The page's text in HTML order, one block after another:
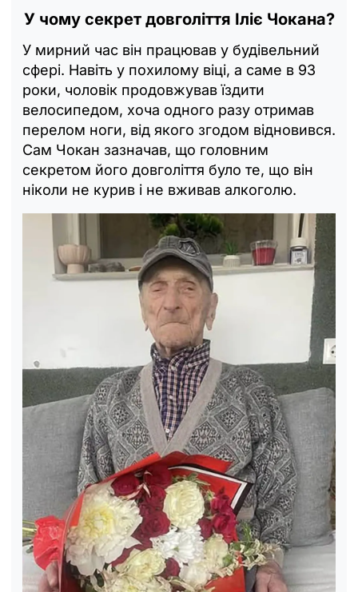
У чому секрет довголіття Іліє Чокана?
У мирний час він працював у будівельний
сфері. Навіть у похилому віці, а саме в 93
роки, чоловік продовжував їздити
велосипедом, хоча одного разу отримав
перелом ноги, від якого згодом відновився.
Сам Чокан зазначав, що головним
секретом його довголіття було те, що він
ніколи не курив і не вживав алкоголю.